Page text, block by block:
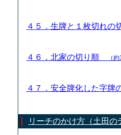
４５．生牌と１枚切れの
４６．北家の切り順 （
４７．安全牌化した字牌
リーチのかけ方（土田の